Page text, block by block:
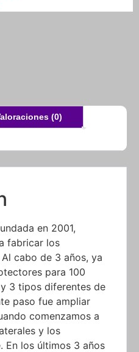
(0)
en 2001,
fabricar los
cabo de 3 años, ya
para 100
3 tipos diferentes de
paso fue ampliar
comenzamos a
y los
En los últimos 3 años